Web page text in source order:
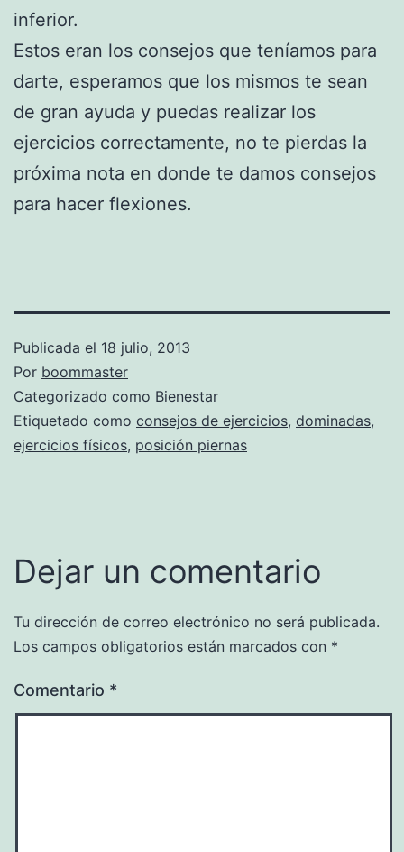
inferior.
Estos eran los consejos que teníamos para
darte, esperamos que los mismos te sean
de gran ayuda y puedas realizar los
ejercicios correctamente, no te pierdas la
próxima nota en donde te damos consejos
para hacer flexiones.
Publicada el 18 julio, 2013
Por boommaster
Categorizado como Bienestar
Etiquetado como consejos de ejercicios, dominadas,
ejercicios físicos, posición piernas
Dejar un comentario
Tu dirección de correo electrónico no será publicada.
Los campos obligatorios están marcados con *
Comentario *